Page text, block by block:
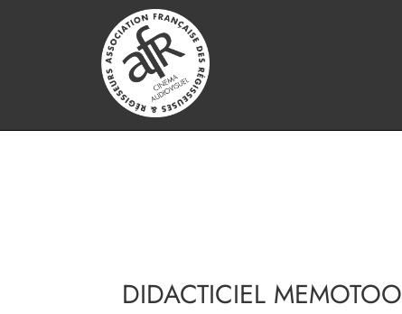
DIDACTICIEL MEMOTOO